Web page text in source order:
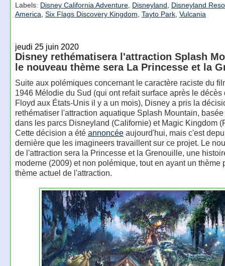
Labels: Disney California Adventure, Disneyland
Disneyland
America Six Flags Discovery Kingdom Tayto Park, Vulcania
jeudi 25 juin 2020
Disney rethématisera l'attraction Splash
le nouveau thème sera La Princesse et la
Suite aux polémiques concernant le caractère raciste du
1946 Mélodie du Sud (qui ont refait surface après le décès
Floyd aux États-Unis il y a un mois), Disney a pris la
rethématiser l'attraction aquatique Splash Mountain,
dans les parcs Disneyland (Californie) et Magic Kingdom
Cette décision a été annoncéeaujourd'hui, mais c'est
dernière que les imagineers travaillent sur ce projet. Le
de l'attraction sera la Princesse et la Grenouille, une
moderne (2009) et non polémique, tout en ayant un thème
thème actuel de l'attraction.